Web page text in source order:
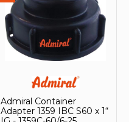
Admiral Container
Adapter 1359 IBC S60 x 1“